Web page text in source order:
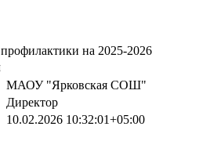
на 2025-2026
МАОУ "Ярковская СОШ"
Директор
10.02.2026 10:32:01+05:00